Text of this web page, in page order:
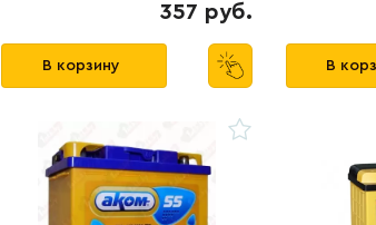
357 руб.
В корзину В